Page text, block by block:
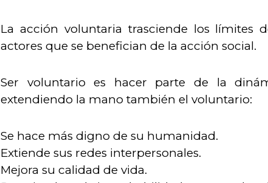
La acción voluntaria trasciende los límites
actores que se benefician de la acción social.
Ser voluntario es hacer parte de la
extendiendo la mano también el voluntario:
Se hace más digno de su humanidad.
Extiende sus redes interpersonales.
Mejora su calidad de vida.